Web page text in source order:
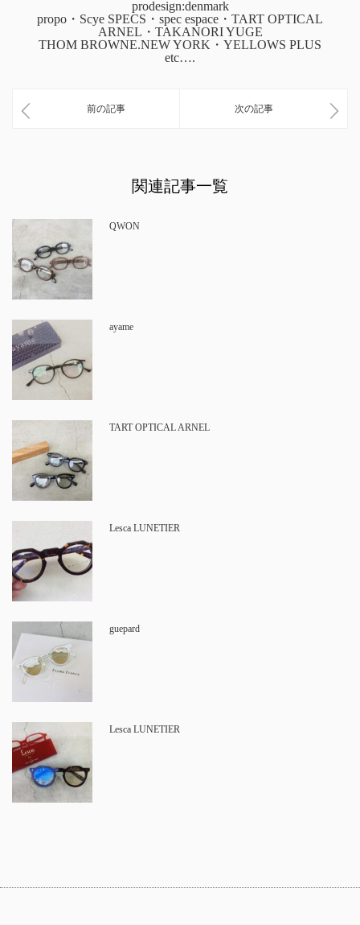
prodesign:denmark
propo・Scye SPECS・spec espace・TART OPTICAL
ARNEL・TAKANORI YUGE
THOM BROWNE.NEW YORK・YELLOWS PLUS
etc….
前の記事 次の記事
関連記事一覧
QWON
ayame
TART OPTICAL ARNEL
Lesca LUNETIER
guepard
Lesca LUNETIER